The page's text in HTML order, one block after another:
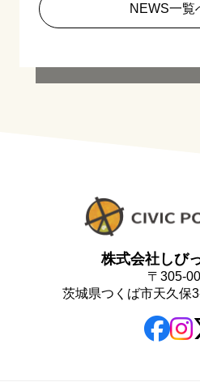
NEWS一覧
株式会社しび
〒305-
茨城県つくば市天久保